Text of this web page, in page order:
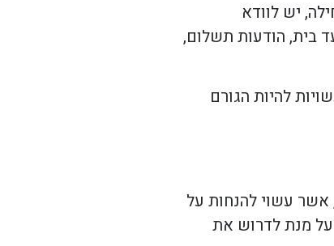
יש לוודא
בית, הודעות תשלום,
להיות הגורם
אשר עשוי להנחות על
על מנת לדרוש את